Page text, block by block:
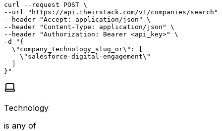
curl --request POST \
--url "https://api.theirstack.com/v1/companies/search"
--header "Accept: application/json" \
--header "Content-Type: application/json" \
--header "Authorization: Bearer <api_key>" \
-d "{
  \"company_technology_slug_or\": [
    \"salesforce-digital-engagement\"
  ]
}"
Technology
is any of